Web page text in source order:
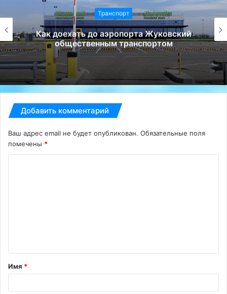
Транспорт
Пять правил выживания в самолёте,
попавшем в турбулентность
Добавить комментарий
Ваш адрес email не будет опубликован. Обязательные поля
помечены *
т
а
Имя *